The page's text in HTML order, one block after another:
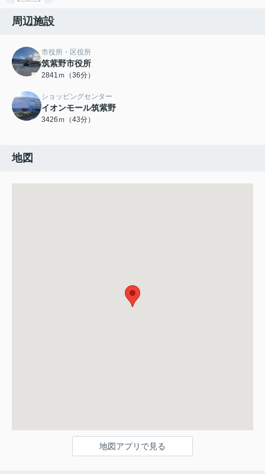
周辺施設
市役所・区役所
筑紫野市役所
2841ｍ（36分）
ショッピングセンター
イオンモール筑紫野
3426ｍ（43分）
地図
地図アプリで見る